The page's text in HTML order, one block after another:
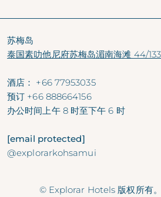
苏梅岛
泰国素叻他尼府苏梅岛湄南海滩 44/
酒店： +66 77953035
预订 +66 888664156
办公时间 上午 8 时至下午 6 时
[email protected]
@explorarkohsamui
© Explorar Hotels 版权所有。